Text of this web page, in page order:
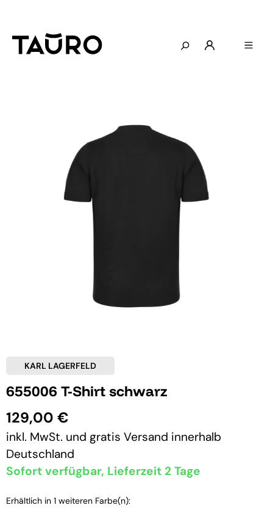
KARL LAGERFELD
655006 T-Shirt schwarz
129,00 €
inkl. MwSt. und gratis Versand innerhalb
Deutschland
Sofort verfügbar, Lieferzeit 2 Tage
Erhältlich in 1 weiteren Farbe(n):